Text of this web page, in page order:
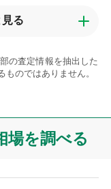
見る
の査定情報を抽出した
のではありません。
場を調べる